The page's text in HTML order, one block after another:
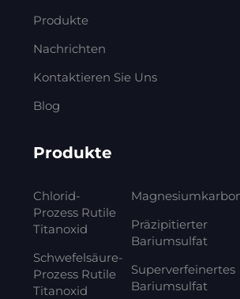
Produkte
Nachrichten
Kontaktieren Sie Uns
Blog
Produkte
Chlorid-
Prozess Rutile
Titanoxid
Schwefelsäure-
Prozess Rutile
Titanoxid
Präzipitierter
Bariumsulfat
Superverfeinertes
Bariumsulfat